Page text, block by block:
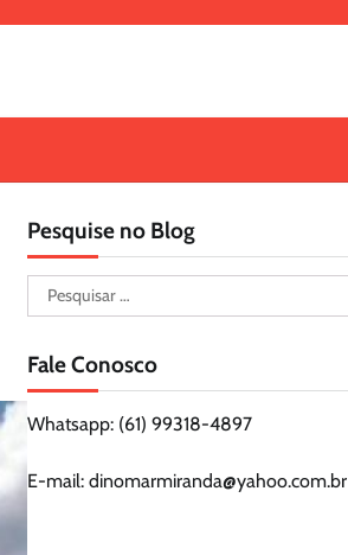
Pesquise no Blog
Pesquisar
por:
Fale Conosco
Whatsapp: (61) 99318-4897
E-mail: dinomarmiranda@yahoo.com.br